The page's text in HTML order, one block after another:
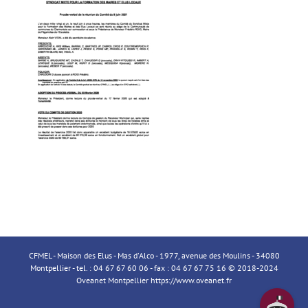
CFMEL - Maison des Elus - Mas d'Alco - 1977, avenue des Moulins - 34080
Montpellier - tel. : 04 67 67 60 06 - fax : 04 67 67 75 16 © 2018-2024
Oveanet Montpellier https://www.oveanet.fr